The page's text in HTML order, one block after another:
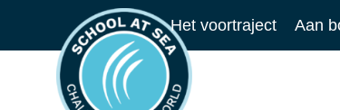
de
School
at
Sea
Het voortraject Aan